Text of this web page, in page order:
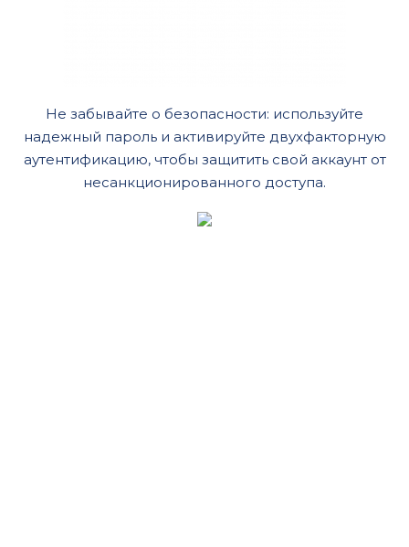
Не забывайте о безопасности: используйте
надежный пароль и активируйте двухфакторную
аутентификацию, чтобы защитить свой аккаунт от
несанкционированного доступа.